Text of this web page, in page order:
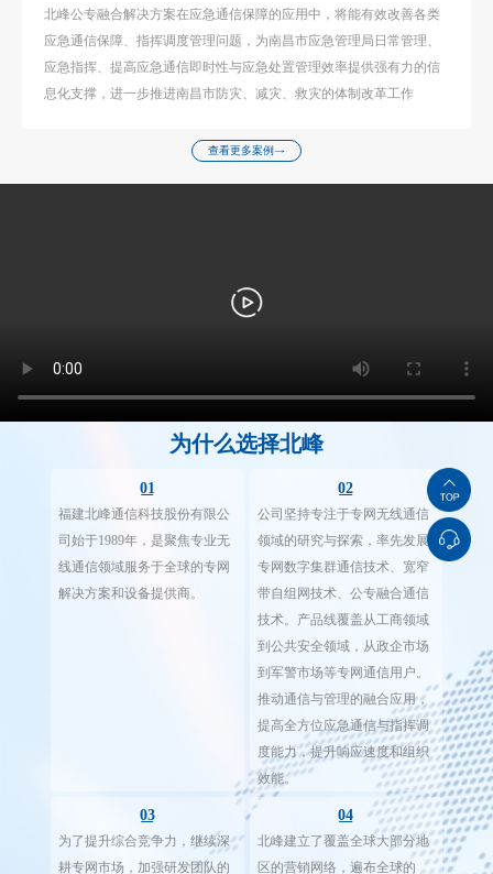
北峰公专融合解决方案在应急通信保障的应用中，将能有效改善各类
应急通信保障、指挥调度管理问题，为南昌市应急管理局日常管理、
应急指挥、提高应急通信即时性与应急处置管理效率提供强有力的信
息化支撑，进一步推进南昌市防灾、减灾、救灾的体制改革工作
查看更多案例
为什么选择北峰
01
福建北峰通信科技股份有限公
司始于1989年，是聚焦专业无
线通信领域服务于全球的专网
解决方案和设备提供商。
02
公司坚持专注于专网无线通信
领域的研究与探索，率先发展
专网数字集群通信技术、宽窄
带自组网技术、公专融合通信
技术。产品线覆盖从工商领域
到公共安全领域，从政企市场
到军警市场等专网通信用户。
推动通信与管理的融合应用，
提高全方位应急通信与指挥调
度能力，提升响应速度和组织
效能。
03
为了提升综合竞争力，继续深
耕专网市场，加强研发团队的
04
北峰建立了覆盖全球大部分地
区的营销网络，遍布全球的